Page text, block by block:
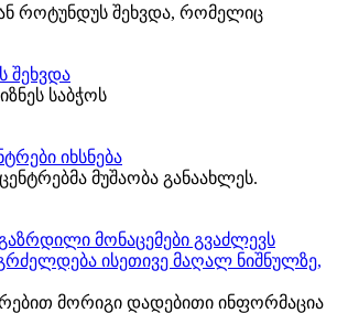
როტუნდუს შეხვდა, რომელიც
შეხვდა
საბჭოს
იხსნება
მუშაობა განაახლეს.
მონაცემები გვაძლევს
ისეთივე მაღალ ნიშნულზე,
მორიგი დადებითი ინფორმაცია